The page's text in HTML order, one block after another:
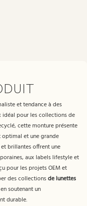
et tendance à des
idéal pour les collections de
cette monture présente
et une grande
brillantes offrent une
aux labels lifestyle et
pour les projets OEM et
des collectionsde lunettes
soutenant un
durable.